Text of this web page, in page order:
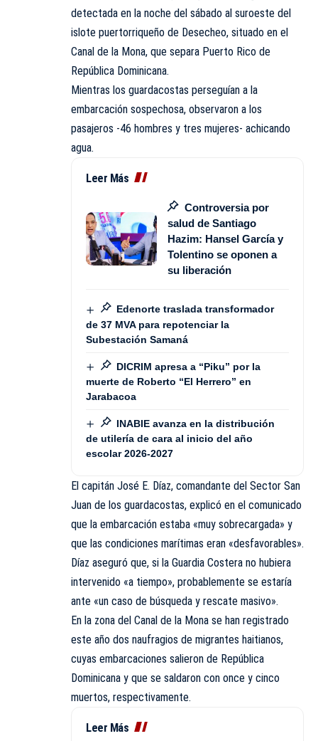
detectada en la noche del sábado al suroeste del
islote puertorriqueño de Desecheo, situado en el
Canal de la Mona, que separa Puerto Rico de
República Dominicana.
Mientras los guardacostas perseguían a la
embarcación sospechosa, observaron a los
pasajeros -46 hombres y tres mujeres- achicando
agua.
Leer Más
Controversia por
salud de Santiago
Hazim: Hansel García y
Tolentino se oponen a
su liberación
Edenorte traslada transformador
de 37 MVA para repotenciar la
Subestación Samaná
DICRIM apresa a “Piku” por la
muerte de Roberto “El Herrero” en
Jarabacoa
INABIE avanza en la distribución
de utilería de cara al inicio del año
escolar 2026-2027
El capitán José E. Díaz, comandante del Sector San
Juan de los guardacostas, explicó en el comunicado
que la embarcación estaba «muy sobrecargada» y
que las condiciones marítimas eran «desfavorables».
Díaz aseguró que, si la Guardia Costera no hubiera
intervenido «a tiempo», probablemente se estaría
ante «un caso de búsqueda y rescate masivo».
En la zona del Canal de la Mona se han registrado
este año dos naufragios de migrantes haitianos,
cuyas embarcaciones salieron de República
Dominicana y que se saldaron con once y cinco
muertos, respectivamente.
Leer Más